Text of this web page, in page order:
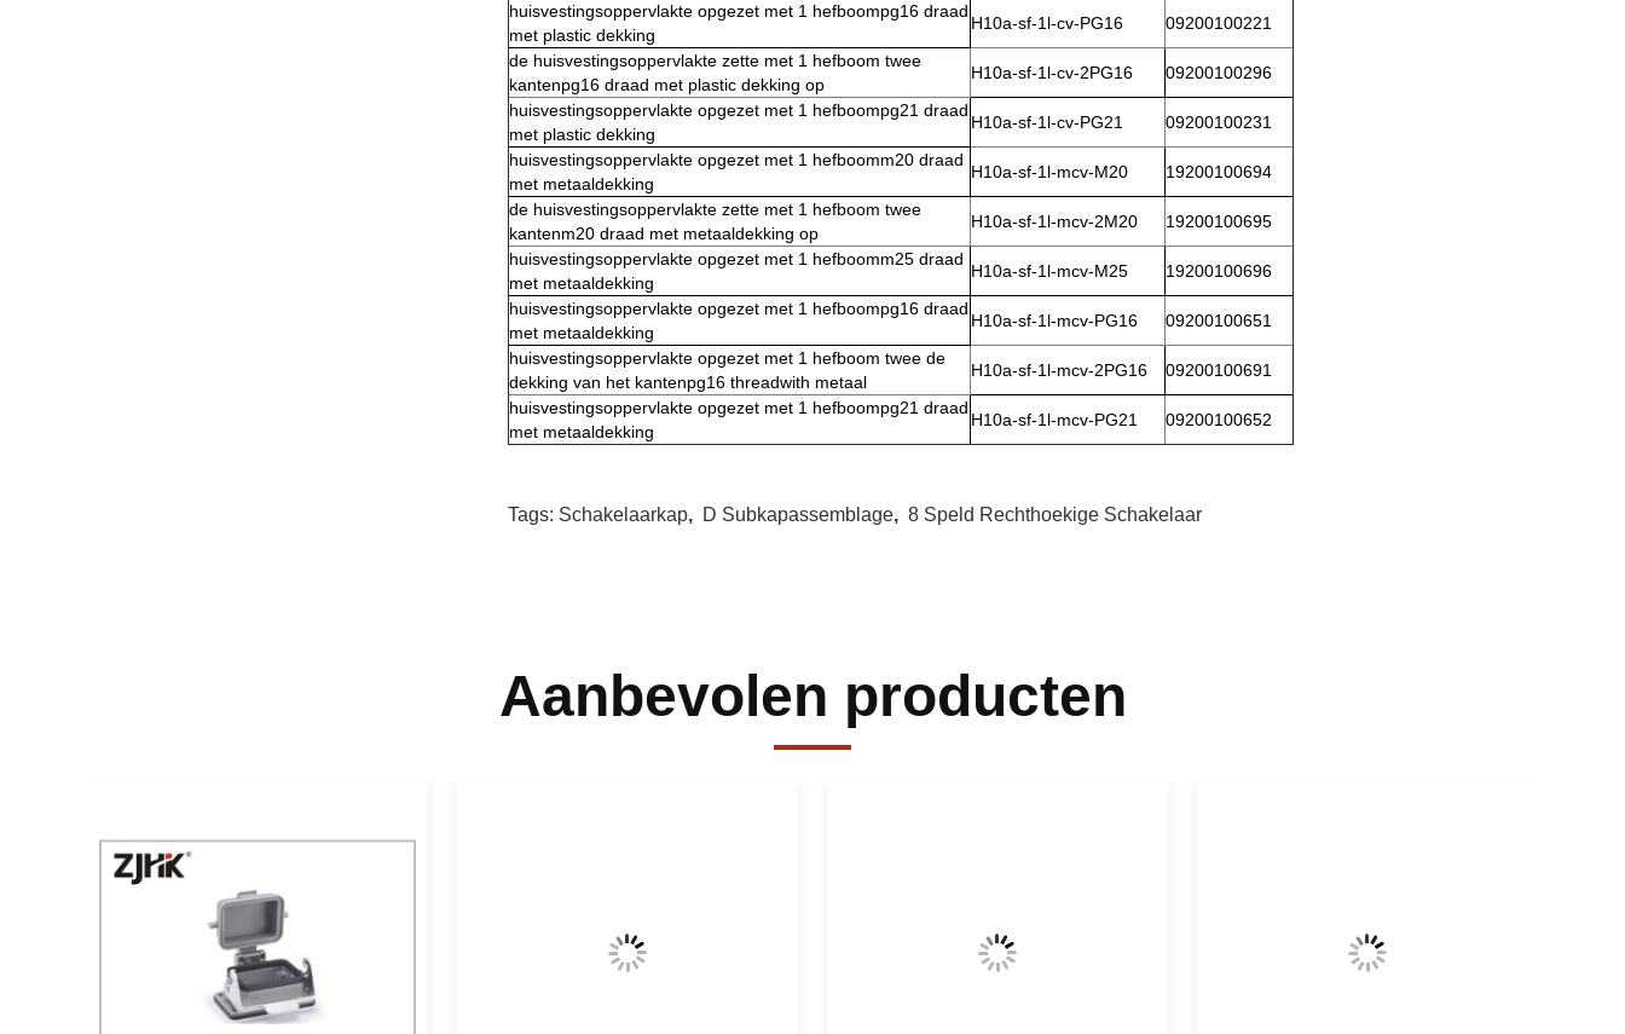
huisvestingsoppervlakte opgezet met 1 hefboompg16 draad
met plastic dekking
H10a-sf-1l-cv-PG16
09200100221
de huisvestingsoppervlakte zette met 1 hefboom twee
kantenpg16 draad met plastic dekking op
H10a-sf-1l-cv-2PG16
09200100296
huisvestingsoppervlakte opgezet met 1 hefboompg21 draad
met plastic dekking
H10a-sf-1l-cv-PG21
09200100231
huisvestingsoppervlakte opgezet met 1 hefboomm20 draad
met metaaldekking
H10a-sf-1l-mcv-M20
19200100694
de huisvestingsoppervlakte zette met 1 hefboom twee
kantenm20 draad met metaaldekking op
H10a-sf-1l-mcv-2M20
19200100695
huisvestingsoppervlakte opgezet met 1 hefboomm25 draad
met metaaldekking
H10a-sf-1l-mcv-M25
19200100696
huisvestingsoppervlakte opgezet met 1 hefboompg16 draad
met metaaldekking
H10a-sf-1l-mcv-PG16
09200100651
huisvestingsoppervlakte opgezet met 1 hefboom twee de
dekking van het kantenpg16 threadwith metaal
H10a-sf-1l-mcv-2PG16
09200100691
huisvestingsoppervlakte opgezet met 1 hefboompg21 draad
met metaaldekking
H10a-sf-1l-mcv-PG21 09200100652
Tags: Schakelaarkap, D Subkapassemblage, 8 Speld Rechthoekige Schakelaar
Aanbevolen producten